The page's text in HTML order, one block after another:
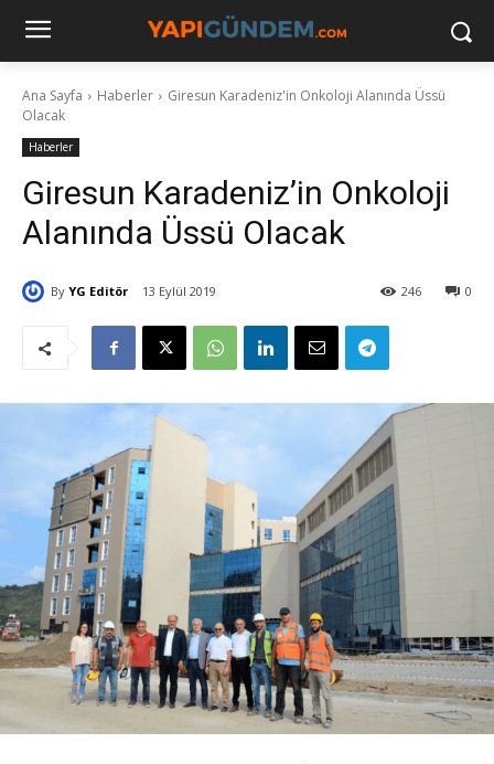
Ana Sayfa Haberler
Giresun Karadeniz'in Onkoloji Alanında Üssü
Olacak
Haberler
Giresun Karadeniz’in Onkoloji
Alanında Üssü Olacak
By YG Editör 13 Eylül 2019 0
246